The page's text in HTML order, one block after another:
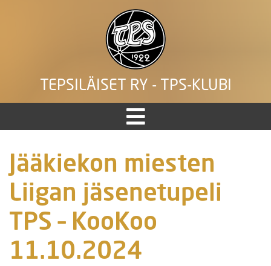
TEPSILÄISET RY - TPS-KLUBI
Jääkiekon miesten
Liigan jäsenetupeli
TPS – KooKoo
11.10.2024